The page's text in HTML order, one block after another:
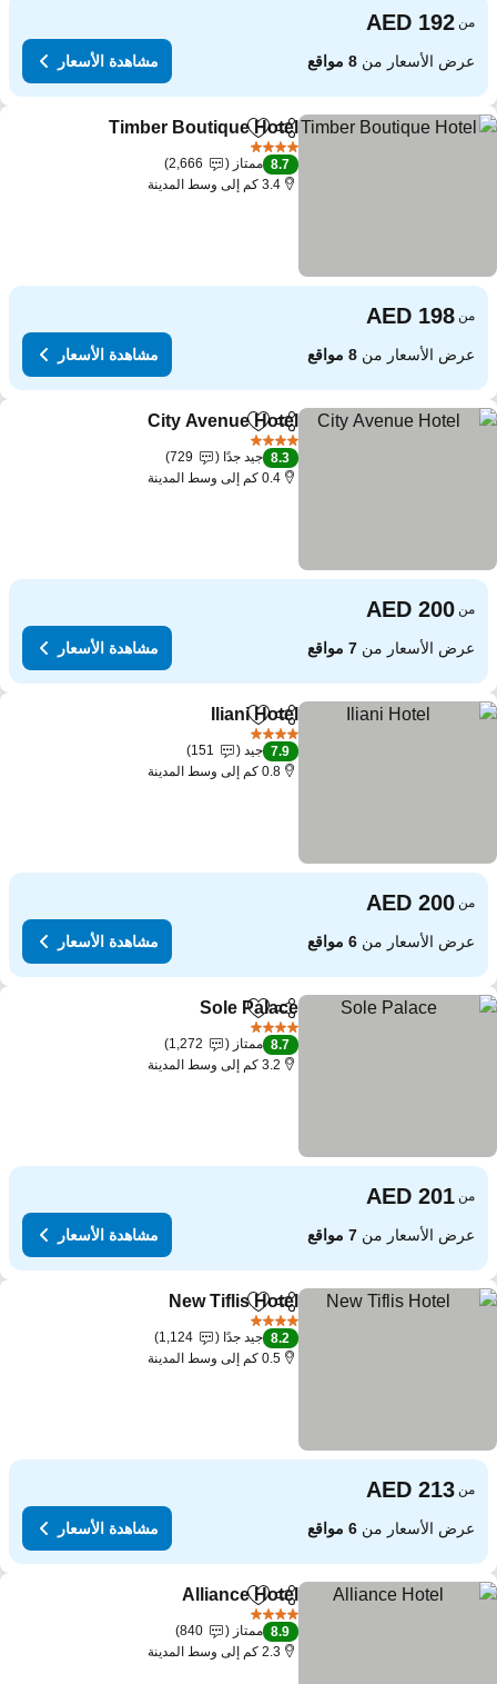
من
عرض الأسعار من8 مواقع مشاهدة الأسعار
مشاركةAdd to favorites
Timber Boutique Hotel
8.7 ممتاز
2,666
3.4 كم إلى وسط المدينة
من
عرض الأسعار من8 مواقع مشاهدة الأسعار
مشاركةAdd to favorites
City Avenue Hotel
8.3 جيد جدًا
729
0.4 كم إلى وسط المدينة
من
عرض الأسعار من7 مواقع مشاهدة الأسعار
مشاركةAdd to favorites
Iliani Hotel
7.9 جيد
151
0.8 كم إلى وسط المدينة
من
عرض الأسعار من6 مواقع مشاهدة الأسعار
مشاركةAdd to favorites
Sole Palace
8.7 ممتاز
1,272
3.2 كم إلى وسط المدينة
من
عرض الأسعار من7 مواقع مشاهدة الأسعار
مشاركةAdd to favorites
New Tiflis Hotel
8.2 جيد جدًا
1,124
0.5 كم إلى وسط المدينة
من
عرض الأسعار من6 مواقع مشاهدة الأسعار
مشاركةAdd to favorites
Alliance Hotel
8.9 ممتاز
840
2.3 كم إلى وسط المدينة